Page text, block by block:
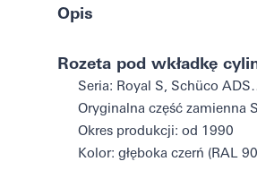
Opis
Rozeta pod wkładkę
Seria: Royal S, Schüco
Oryginalna część zamienna
Okres produkcji: od 1990
Kolor: głęboka czerń (RAL